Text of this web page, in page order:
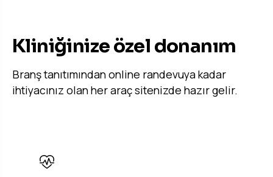
Kliniğinize özel donanım
Branş tanıtımından online randevuya kadar
ihtiyacınız olan her araç sitenizde hazır gelir.